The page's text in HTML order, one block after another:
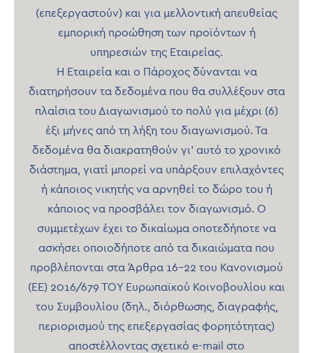
(επεξεργαστούν) και για μελλοντική απευθείας
εμπορική προώθηση των προϊόντων ή
υπηρεσιών της Εταιρείας.
Η Εταιρεία και ο Πάροχος δύνανται να
διατηρήσουν τα δεδομένα που θα συλλέξουν στα
πλαίσια του Διαγωνισμού το πολύ για μέχρι (6)
έξι μήνες από τη λήξη του διαγωνισμού. Τα
δεδομένα θα διακρατηθούν γι’ αυτό το χρονικό
διάστημα, γιατί μπορεί να υπάρξουν επιλαχόντες
ή κάποιος νικητής να αρνηθεί το δώρο του ή
κάποιος να προσβάλει τον διαγωνισμό. Ο
συμμετέχων έχει το δικαίωμα οποτεδήποτε να
ασκήσει οποιοδήποτε από τα δικαιώματα που
προβλέπονται στα Άρθρα 16-22 του Κανονισμού
(ΕΕ) 2016/679 ΤΟΥ Ευρωπαϊκού Κοινοβουλίου και
του Συμβουλίου (δηλ., διόρθωσης, διαγραφής,
περιορισμού της επεξεργασίας φορητότητας)
αποστέλλοντας σχετικό e-mail στο